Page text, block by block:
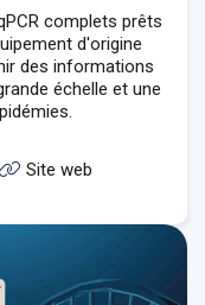
complets prêts
d'origine
des informations
échelle et une
Site web